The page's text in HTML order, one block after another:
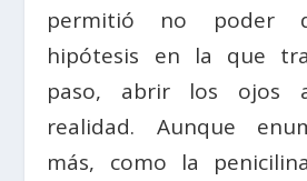
permitió no poder
hipótesis en la que
paso, abrir los ojos
realidad. Aunque
más, como la